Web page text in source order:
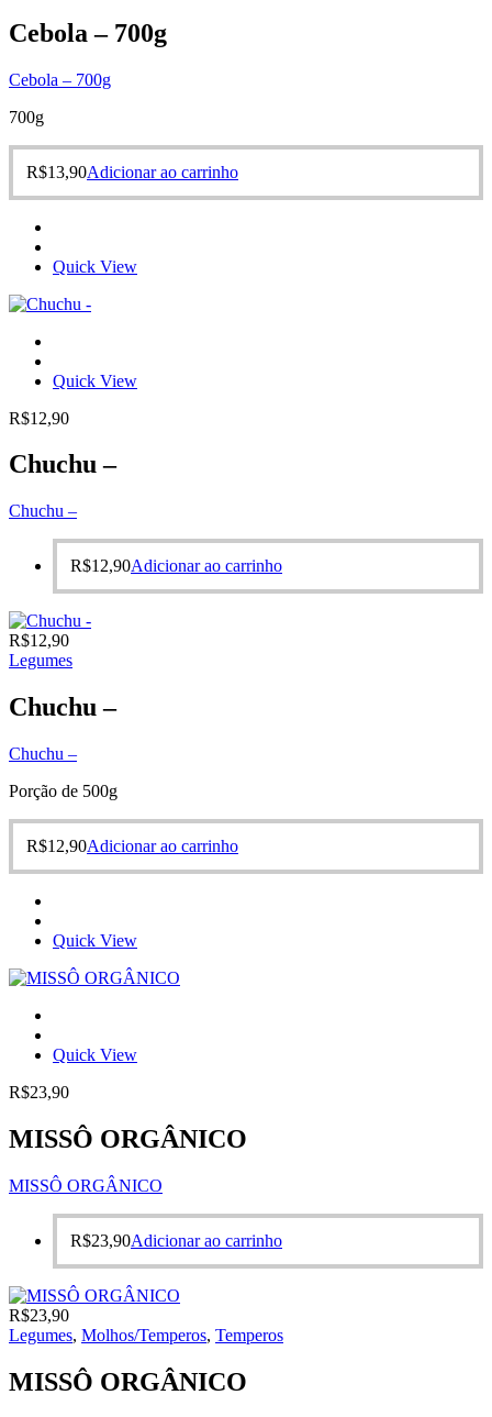
Cebola – 700g
Cebola – 700g
700g
R$13,90Adicionar ao carrinho
Quick View
Quick View
R$12,90
Chuchu –
Chuchu –
R$12,90Adicionar ao carrinho
R$12,90
Legumes
Chuchu –
Chuchu –
Porção de 500g
R$12,90Adicionar ao carrinho
Quick View
Quick View
R$23,90
MISSÔ ORGÂNICO
MISSÔ ORGÂNICO
R$23,90Adicionar ao carrinho
R$23,90
Legumes, Molhos/Temperos, Temperos
MISSÔ ORGÂNICO